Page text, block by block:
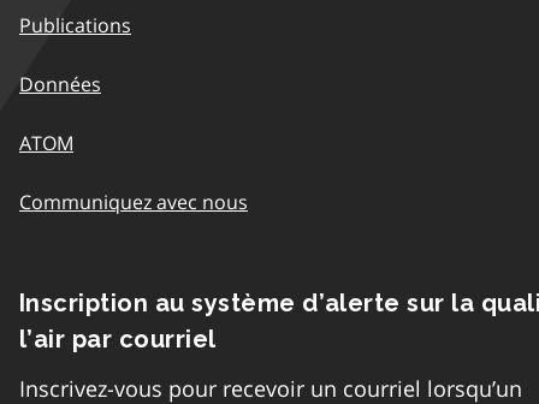
Publications
Données
ATOM
Communiquez avec nous
Inscription au système d’alerte sur la
l’air par courriel
Inscrivez-vous pour recevoir un courriel lorsqu’un